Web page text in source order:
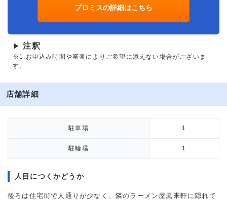
プロミスの詳細はこちら
▶ 注釈
※1.お申込み時間や審査によりご希望に添えない場合がございま
す。
店舗詳細
駐車場 1
駐輪場 1
人目につくかどうか
後ろは住宅街で人通りが少なく、隣のラーメン屋風来軒に隠れて